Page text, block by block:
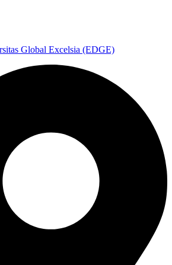
Global Excelsia (EDGE)